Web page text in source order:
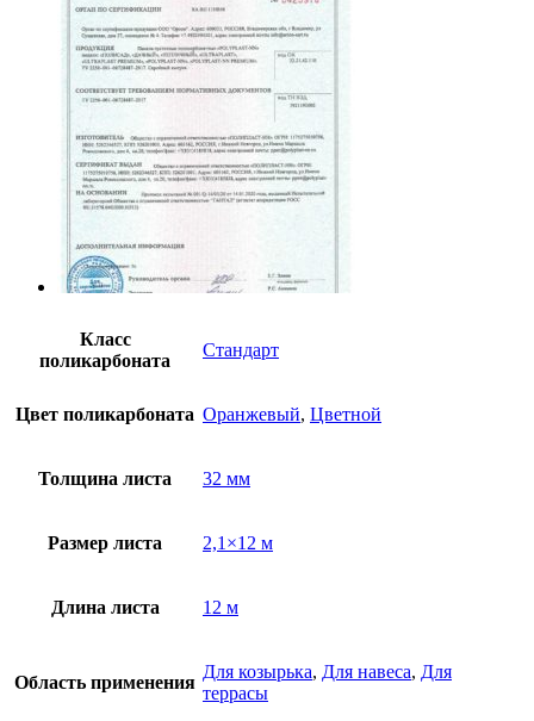
Класс
поликарбоната
Стандарт
Цвет поликарбоната Оранжевый, Цветной
Толщина листа 32 мм
Размер листа 2,1×12 м
Длина листа 12 м
Область применения
Для козырька, Для навеса, Для
террасы